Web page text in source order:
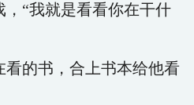
“我就是看看你在干什
的书，合上书本给他看